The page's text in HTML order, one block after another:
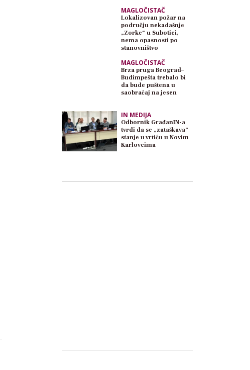
MAGLOČISTAČ
Lokalizovan požar na
području nekadašnje
„Zorke“ u Subotici,
nema opasnosti po
stanovništvo
MAGLOČISTAČ
Brza pruga Beograd–
Budimpešta trebalo bi
da bude puštena u
saobraćaj na jesen
IN MEDIJA
Odbornik GrađanIN-a
tvrdi da se „zataškava“
stanje u vrtiću u Novim
Karlovcima